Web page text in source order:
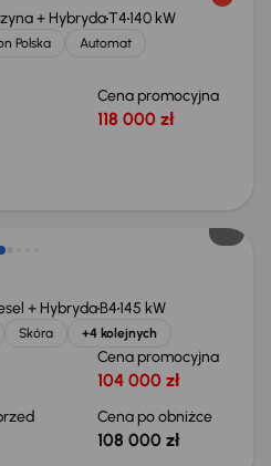
+ HybrydaT4140 kW
Polska
Automat
Cena promocyjna
118 000 zł
+ HybrydaB4145 kW
Skóra +4 kolejnych
Cena promocyjna
104 000 zł
Cena po obniżce
108 000 zł